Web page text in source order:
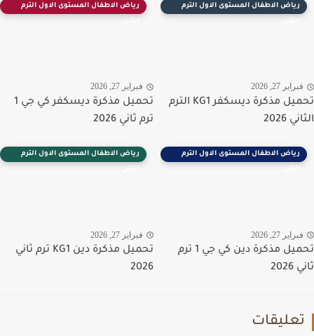
رياض الاطفال المستوى الاول الترم
27, 2026
تحميل مذكرة ديسكفر KG1 الترم
2026
رياض الاطفال المستوى الاول الترم
فبراير 27, 2026
تحميل مذكرة ديسكفر كي جي 1
ترم ثاني 2026
رياض الاطفال المستوى الاول الترم
27, 2026
تحميل مذكرة دين كي جي 1 ترم
رياض الاطفال المستوى الاول الترم
فبراير 27, 2026
تحميل مذكرة دين KG1 ترم ثاني
2026